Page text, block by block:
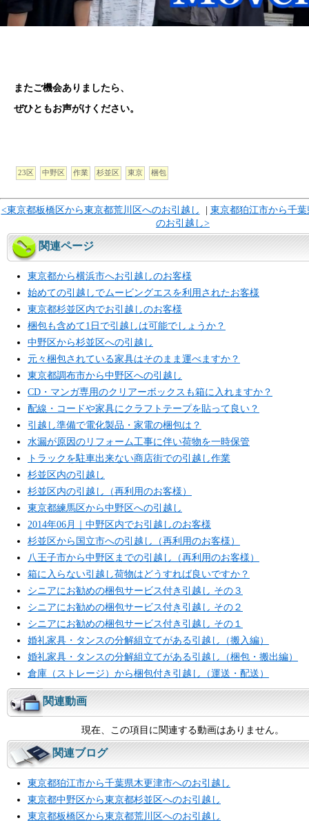
またご機会ありましたら、
ぜひともお声がけください。
23区 中野区 作業 杉並区 東京 梱包
<東京都板橋区から東京都荒川区へのお引越し | 東京都狛江市から千
のお引越し>
関連ページ
東京都から横浜市へお引越しのお客様
始めての引越しでムービングエスを利用されたお客様
東京都杉並区内でお引越しのお客様
梱包も含めて1日で引越しは可能でしょうか？
中野区から杉並区への引越し
元々梱包されている家具はそのまま運べますか？
東京都調布市から中野区への引越し
CD・マンガ専用のクリアーボックスも箱に入れますか？
配線・コードや家具にクラフトテープを貼って良い？
引越し準備で電化製品・家電の梱包は？
水漏が原因のリフォーム工事に伴い荷物を一時保管
トラックを駐車出来ない商店街での引越し作業
杉並区内の引越し
杉並区内の引越し（再利用のお客様）
東京都練馬区から中野区への引越し
2014年06月｜中野区内でお引越しのお客様
杉並区から国立市への引越し（再利用のお客様）
八王子市から中野区までの引越し（再利用のお客様）
箱に入らない引越し荷物はどうすれば良いですか？
シニアにお勧めの梱包サービス付き引越し その３
シニアにお勧めの梱包サービス付き引越し その２
シニアにお勧めの梱包サービス付き引越し その１
婚礼家具・タンスの分解組立てがある引越し（搬入編）
婚礼家具・タンスの分解組立てがある引越し（梱包・搬出編）
倉庫（ストレージ）から梱包付き引越し（運送・配送）
関連動画
現在、この項目に関連する動画はありません。
関連ブログ
東京都狛江市から千葉県木更津市へのお引越し
東京都中野区から東京都杉並区へのお引越し
東京都板橋区から東京都荒川区へのお引越し